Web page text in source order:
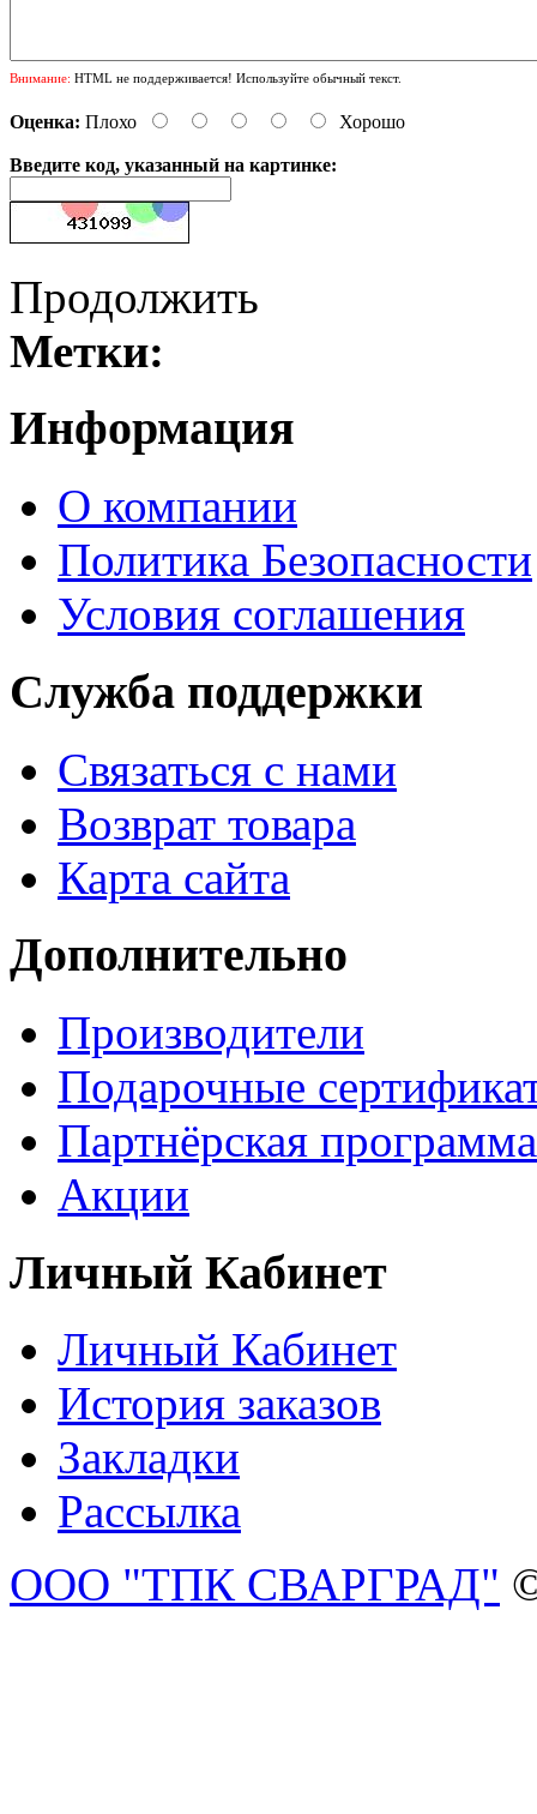
Внимание: HTML не поддерживается! Используйте обычный текст.
Оценка: Плохо Хорошо
Введите код, указанный на картинке:
Продолжить
Метки:
Информация
О компании
Политика Безопасности
Условия соглашения
Служба поддержки
Связаться с нами
Возврат товара
Карта сайта
Дополнительно
Производители
Подарочные
Партнёрская программа
Акции
Личный Кабинет
Личный Кабинет
История заказов
Закладки
Рассылка
ООО "ТПК СВАРГРАД"